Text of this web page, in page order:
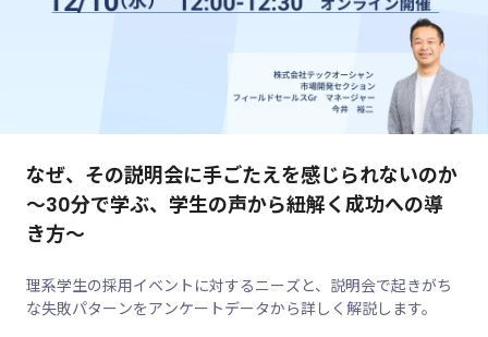
なぜ、その説明会に手ごたえを感じられないのか
～30分で学ぶ、学生の声から紐解く成功への導
き方～
理系学生の採用イベントに対するニーズと、説明会で起きがち
な失敗パターンをアンケートデータから詳しく解説します。